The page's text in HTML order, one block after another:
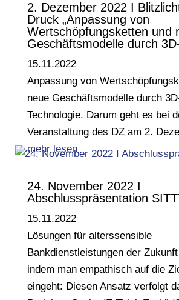
2. Dezember 2022 I
Druck „Anpassung von
Wertschöpfungsketten und
Geschäftsmodelle durch
15.11.2022
Anpassung von
neue Geschäftsmodelle durch
Technologie. Darum geht es bei
Veranstaltung des DZ am 2.
mehr lesen
24. November 2022 I
Abschlusspräsentation
15.11.2022
Lösungen für alterssensible
Bankdienstleistungen der
indem man empathisch auf die
eingeht: Diesen Ansatz verfolgt